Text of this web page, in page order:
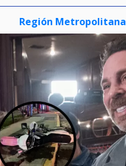
Región Metropolitana